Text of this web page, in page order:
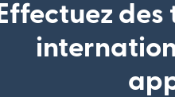
Effectuez